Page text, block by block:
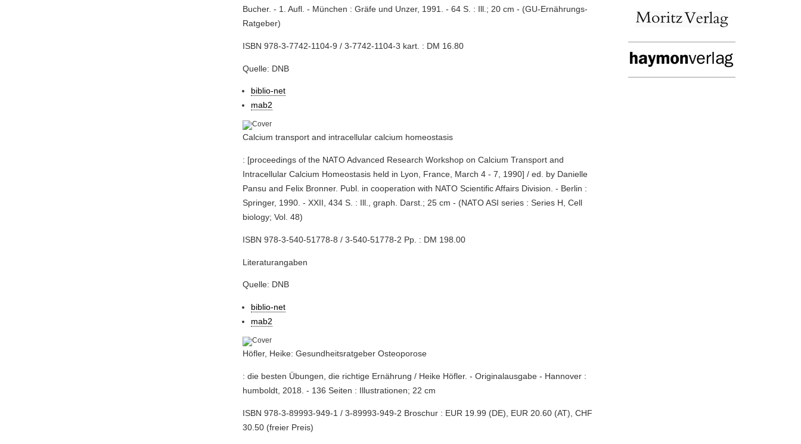
Bucher. - 1. Aufl. - München : Gräfe und Unzer, 1991. - 64 S. : Ill.; 20 cm - (GU-Ernährungs-
Ratgeber)
ISBN 978-3-7742-1104-9 / 3-7742-1104-3 kart. : DM 16.80
Quelle: DNB
biblio-net
mab2
Calcium transport and intracellular calcium homeostasis
: [proceedings of the NATO Advanced Research Workshop on Calcium Transport and
Intracellular Calcium Homeostasis held in Lyon, France, March 4 - 7, 1990] / ed. by Danielle
Pansu and Felix Bronner. Publ. in cooperation with NATO Scientific Affairs Division. - Berlin :
Springer, 1990. - XXII, 434 S. : Ill., graph. Darst.; 25 cm - (NATO ASI series : Series H, Cell
biology; Vol. 48)
ISBN 978-3-540-51778-8 / 3-540-51778-2 Pp. : DM 198.00
Literaturangaben
Quelle: DNB
biblio-net
mab2
Höfler, Heike: Gesundheitsratgeber Osteoporose
: die besten Übungen, die richtige Ernährung / Heike Höfler. - Originalausgabe - Hannover :
humboldt, 2018. - 136 Seiten : Illustrationen; 22 cm
ISBN 978-3-89993-949-1 / 3-89993-949-2 Broschur : EUR 19.99 (DE), EUR 20.60 (AT), CHF
30.50 (freier Preis)